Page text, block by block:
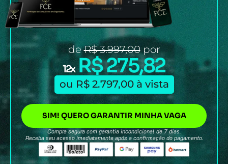
deR$ 3.997,00por
12xR$ 275,82
ou R$ 2.797,00 à vista
Compra segura com garantia incondicional de 7 dias.
Receba seu acesso imediatamente após a confirmação do pagamento.
SIM! QUERO GARANTIR MINHA VAGA